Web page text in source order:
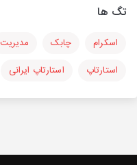
تگ ها
اسکرام چابک مدیریت
استارتاپ
استارتاپ ایرانی